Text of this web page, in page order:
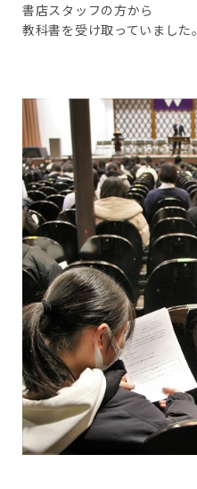
書店スタッフの方から
教科書を受け取っていました。